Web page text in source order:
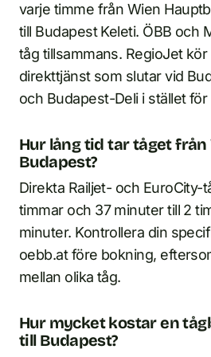
varje timme från Wien
till Budapest Keleti. ÖBB och
tåg tillsammans. RegioJet
direkttjänst som slutar vid
och Budapest-Deli i stället för
Hur lång tid tar tåget från
Budapest?
Direkta Railjet- och EuroCity-
timmar och 37 minuter till 2
minuter. Kontrollera din
oebb.at före bokning,
mellan olika tåg.
Hur mycket kostar en
till Budapest?